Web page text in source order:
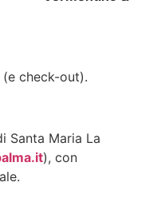
check-out).
Maria La
), con